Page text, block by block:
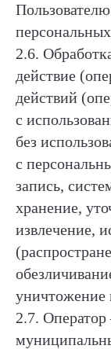
2.6.
действие
действий
с
без
с
запись,
хранение,
извлечение,
уничтожение
2.7.